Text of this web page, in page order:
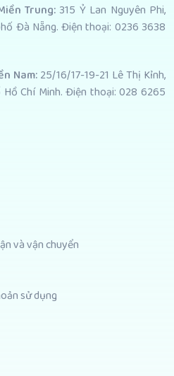
Trung:315 Ỷ Lan Nguyên Phi,
Đà Nẵng. Điện thoại: 0236 3638
Nam: 25/16/17-19-21 Lê Thị Kỉnh,
Hồ Chí Minh. Điện thoại: 028 6265
và vận chuyển
sử dụng